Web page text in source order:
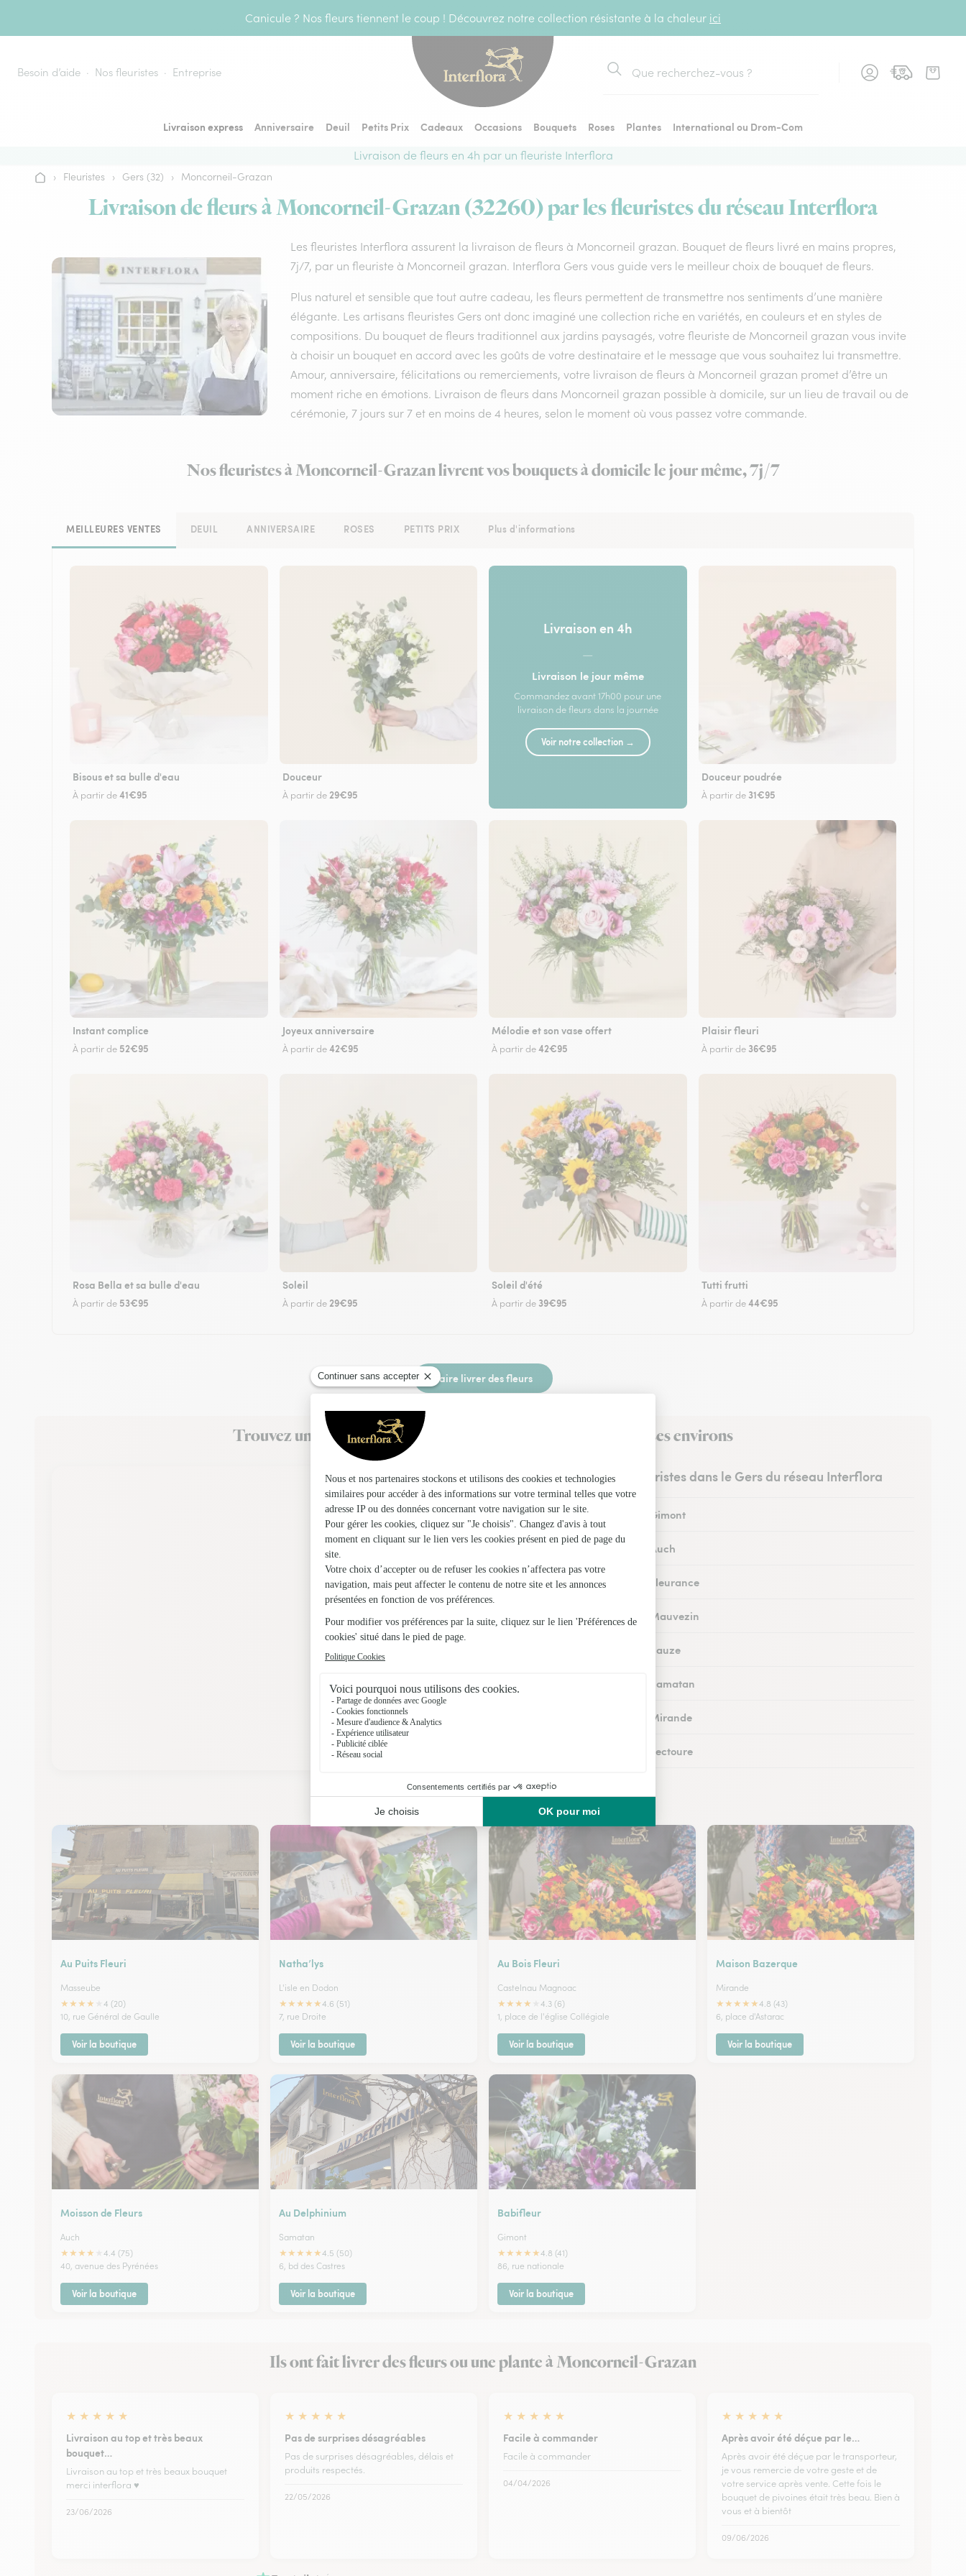
Canicule ? Nos fleurs tiennent le coup ! Découvrez notre collection résistante à la chaleur ici
Besoin d’aide Nos fleuristes Entreprise
Rechercher
Livraison express Anniversaire Deuil Petits Prix Cadeaux Occasions Bouquets Roses Plantes
International ou Drom-Com
Livraison de fleurs en 4h par un fleuriste Interflora
Accueil
› Fleuristes › Gers (32) › Moncorneil-Grazan
Livraison de fleurs à Moncorneil-Grazan (32260) par les fleuristes du réseau Interflora
Les fleuristes Interflora assurent la livraison de fleurs à Moncorneil grazan. Bouquet de fleurs livré en mains propres,
7j/7, par un fleuriste à Moncorneil grazan. Interflora Gers vous guide vers le meilleur choix de bouquet de fleurs.
Plus naturel et sensible que tout autre cadeau, les fleurs permettent de transmettre nos sentiments d’une manière
élégante. Les artisans fleuristes Gers ont donc imaginé une collection riche en variétés, en couleurs et en styles de
compositions. Du bouquet de fleurs traditionnel aux jardins paysagés, votre fleuriste de Moncorneil grazan vous invite
à choisir un bouquet en accord avec les goûts de votre destinataire et le message que vous souhaitez lui transmettre.
Amour, anniversaire, félicitations ou remerciements, votre livraison de fleurs à Moncorneil grazan promet d’être un
moment riche en émotions. Livraison de fleurs dans Moncorneil grazan possible à domicile, sur un lieu de travail ou de
cérémonie, 7 jours sur 7 et en moins de 4 heures, selon le moment où vous passez votre commande.
Nos fleuristes à Moncorneil-Grazan livrent vos bouquets à domicile le jour même, 7j/7
MEILLEURES VENTES DEUIL ANNIVERSAIRE ROSES PETITS PRIX Plus d'informations
Bisous et sa bulle d'eau
À partir de41€95
Douceur
À partir de 29€95
Livraison en 4h
—
Livraison le jour même
Commandez avant 17h00 pour une
livraison de fleurs dans la journée
Voir notre collection →
Douceur poudrée
À partir de 31€95
Instant complice
À partir de 52€95
Joyeux anniversaire
À partir de42€95
Mélodie et son vase offert
À partir de42€95
Plaisir fleuri
À partir de 36€95
Rosa Bella et sa bulle d'eau
À partir de 53€95
Soleil
À partir de 29€95
Soleil d'été
À partir de 39€95
Tutti frutti
À partir de44€95
Faire livrer des fleurs
Trouvez un fleuriste Interflora à Moncorneil-Grazan et dans ses environs
Les fleuristes dans le Gers du réseau Interflora
Fleuristes à Gimont
Fleuristes à Auch
Fleuristes à Fleurance
Fleuristes à Mauvezin
Fleuristes à Eauze
Fleuristes à Samatan
Fleuristes à Mirande
Fleuristes à Lectoure
Fleuristes à Saint-Clar
Nos fleuristes à Moncorneil-Grazan
Au Puits Fleuri
Masseube
★★★★
4 (20)
10, rue Général de Gaulle
Voir la boutique
Natha’lys
L'isle en Dodon
★★★★★4.6 (51)
7, rue Droite
Voir la boutique
Au Bois Fleuri
Castelnau Magnoac
★★★★
4.3 (6)
1, place de l'église Collégiale
Voir la boutique
Maison Bazerque
Mirande
★★★★★4.8 (43)
6, place d'Astarac
Voir la boutique
Moisson de Fleurs
Auch
★★★★
4.4 (75)
40, avenue des Pyrénées
Voir la boutique
Au Delphinium
Samatan
★★★★★4.5 (50)
6, bd des Castres
Voir la boutique
Babifleur
Gimont
★★★★★4.8 (41)
86, rue nationale
Voir la boutique
Ils ont fait livrer des fleurs ou une plante à Moncorneil-Grazan
★ ★ ★ ★ ★
Livraison au top et très beaux
bouquet…
Livraison au top et très beaux bouquet
merci interflora ♥️
23/06/2026
★ ★ ★ ★ ★
Pas de surprises désagréables
Pas de surprises désagréables, délais et
produits respectés.
22/05/2026
★ ★ ★ ★ ★
Facile à commander
Facile à commander
04/04/2026
★ ★ ★ ★ ★
Après avoir été déçue par le…
Après avoir été déçue par le transporteur,
je vous remercie de votre geste et de
votre service après vente. Cette fois le
bouquet de pivoines était très beau. Bien à
vous et à bientôt
09/06/2026